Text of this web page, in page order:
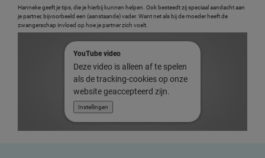
Hanneke geeft je tips, die je hierbij kunnen helpen. Ook besteedt zij speciaal aandacht aan
je partner, bijvoorbeeld een (aanstaande) vader. Want net als bij de moeder heeft de
zwangerschap invloed op hoe je partner zich voelt.
YouTube video
Deze video is alleen af te spelen
als de tracking-cookies op onze
website geaccepteerd zijn.
Instellingen